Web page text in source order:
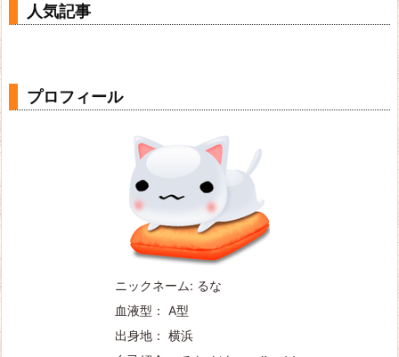
人気記事
プロフィール
ニックネーム: るな
血液型： A型
出身地： 横浜